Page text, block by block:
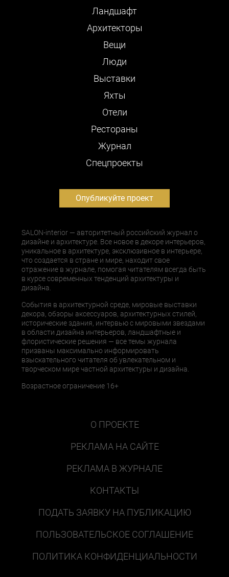
Ландшафт
Архитекторы
Вещи
Люди
Выставки
Яхты
Отели
Рестораны
Журнал
Cпецпроекты
Опубликуйте проект
SALON-interior — авторитетный российский журнал о
дизайне и архитектуре. Все новое в декоре интерьеров,
уникальное в архитектуре, эксклюзивное в интерьере,
что создается в стране и мире, находит свое
отражение в журнале, помогая читателям всегда быть
в курсе современных тенденций архитектуры и
дизайна.
События в архитектурной среде, мировые выставки
декора, обзоры аксессуаров, архитектурных стилей,
исторические здания, интервью с мировыми звездами
в области дизайна интерьеров, ландшафтные и
флористические решения — все темы журнала
призваны максимально информировать
взыскательного читателя об увлекательном и
творческом мире частной архитектуры и дизайна.
Возрастное ограничение 16+
О ПРОЕКТЕ
РЕКЛАМА НА САЙТЕ
РЕКЛАМА В ЖУРНАЛЕ
КОНТАКТЫ
ПОДАТЬ ЗАЯВКУ НА ПУБЛИКАЦИЮ
ПОЛЬЗОВАТЕЛЬСКОЕ СОГЛАШЕНИЕ
ПОЛИТИКА КОНФИДЕНЦИАЛЬНОСТИ